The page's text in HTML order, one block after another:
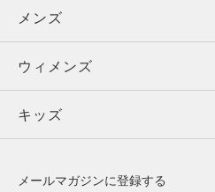
メンズ
ウィメンズ
キッズ
メンズ
トップス
ボトムス
ウィメンズ
トップス
キッズ
メールマガジンに登録する